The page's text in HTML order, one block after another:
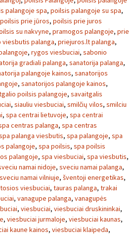
palangoje spa, poilsis palangoje su spa,
poilsis prie jūros, poilsis prie juros
su nakvyne, pramogos palangoje, prie
palanga, priejuros.lt palanga,
, rygos viesbuciai, sabonio
gradiali palanga, sanatorija palanga,
palangoje kainos, sanatorijos
, sanatorijos palangoje kainos,
poilsis palangoje, savaitgalis
, siauliu viesbuciai, smilčių vilos, smilciu
, spa centrai lietuvoje, spa centrai
centras palanga, spa centras
palanga viesbutis, spa palangoje, spa
palangoje, spa poilsis, spa poilsis
palangoje, spa viesbuciai, spa viesbutis,
namai nidoje, sveciu namai palanga,
sveciu namai vilniuje, šventoji energetikas,
viesbuciai, tauras palanga, trakai
, vanagupe palanga, vanagupės
, viesbuciai, viesbuciai druskininkai,
, viesbuciai jurmaloje, viesbuciai kaunas,
kaune kainos, viesbuciai klaipeda,